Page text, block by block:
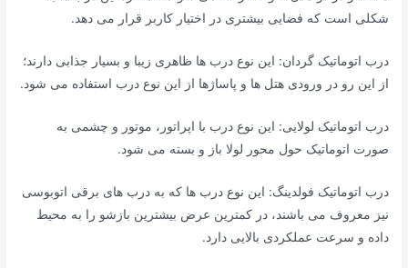
شکلی است که فضایی بیشتری در اختیار کاربر قرار می دهد.
درب اتوماتیک گردان: این نوع درب ها ظاهری زیبا و بسیار جذابی دارند؛
از این رو در ورودی هتل ها و پاساژها از این نوع درب استفاده می شود.
درب اتوماتیک لولایی: این نوع درب با اپراتور، موتور و چشمی به
صورت اتوماتیک حول محور لولا باز و بسته می شود.
درب اتوماتیک فولدینگ: این نوع درب ها که به درب های برقی اتوبوسی
نیز معروف می باشند، در کمترین عرض بیشترین بازشو را به محیط
داده و سرعت عملکردی بالایی دارد.